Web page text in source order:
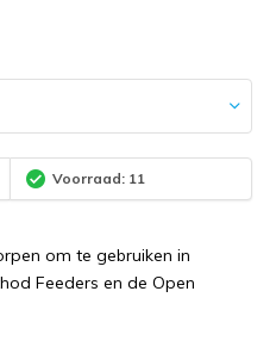
Voorraad: 11
om te gebruiken in
Feeders en de Open